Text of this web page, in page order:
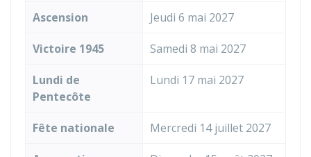
Ascension Jeudi 6 mai 2027
Victoire 1945 Samedi 8 mai 2027
Lundi de
Pentecôte
Lundi 17 mai 2027
Fête nationale Mercredi 14 juillet 2027